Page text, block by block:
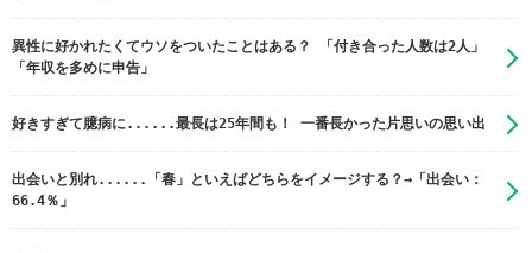
異性に好かれたくてウソをついたことはある？ 「付き合った人数は2人」
「年収を多めに申告」
好きすぎて臆病に......最長は25年間も！ 一番長かった片思いの思い出
出会いと別れ......「春」といえばどちらをイメージする？→「出会い：
66.4％」